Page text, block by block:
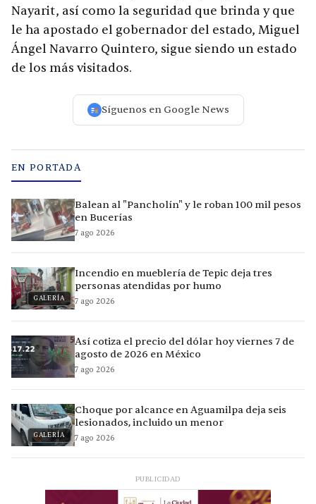
Nayarit, así como la seguridad que brinda y que
le ha apostado el gobernador del estado, Miguel
Ángel Navarro Quintero, sigue siendo un estado
de los más visitados.
Síguenos en Google News
EN PORTADA
Balean al "Pancholín" y le roban 100 mil pesos
en Bucerías
7 ago 2026
GALERÍA
Incendio en mueblería de Tepic deja tres
personas atendidas por humo
7 ago 2026
Así cotiza el precio del dólar hoy viernes 7 de
agosto de 2026 en México
7 ago 2026
GALERÍA
Choque por alcance en Aguamilpa deja seis
lesionados, incluido un menor
7 ago 2026
PUBLICIDAD